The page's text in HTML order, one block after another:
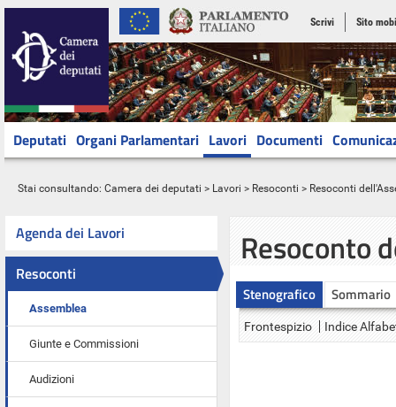
Scrivi Sito
Deputati Organi Parlamentari Lavori Documenti
Stai consultando: Camera dei deputati > Lavori > Resoconti > Resoconti
Agenda dei Lavori
Resoconti
Assemblea
Giunte e Commissioni
Audizioni
Resoconto
Stenografico Sommario
Frontespizio Indice